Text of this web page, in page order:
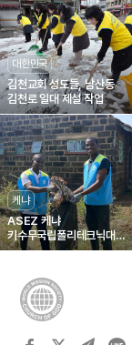
대한민국
김천교회 성도들, 남산동
김천로 일대 제설 작업
케냐
ASEZ 케냐
키수무국립폴리테크닉대
회원들, 부시아 도로변 정화